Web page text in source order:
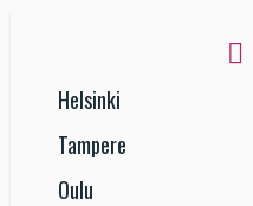
Helsinki
Tampere
Oulu